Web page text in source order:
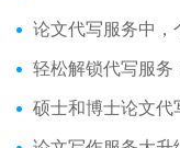
论文代写服务中，
轻松解锁代写服务
硕士和博士论文代